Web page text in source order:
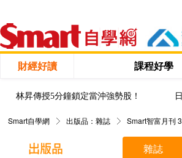
財經好讀 課程好學
林昇傳授5分鐘鎖定當沖強勢股！
Smart自學網 出版品：雜誌 Smart智富月刊
雜誌